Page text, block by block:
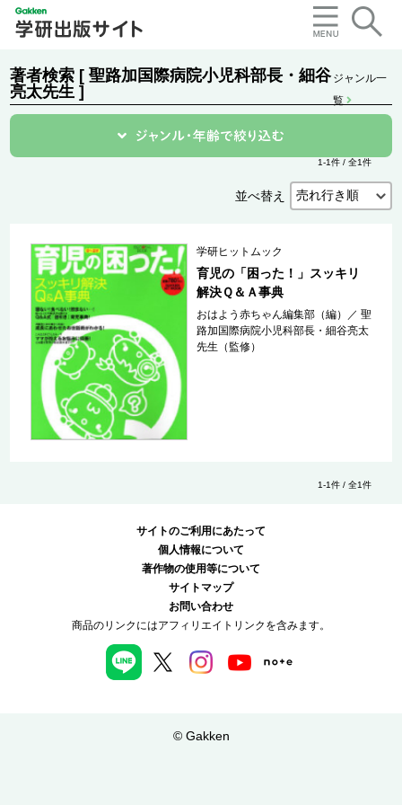
著者検索 [ 聖路加国際病院小児科部長・細谷
亮太先生 ]
ジャンル一
覧
1-1件 / 全1件
並べ替え
学研ヒットムック
育児の「困った！」スッキリ
解決Ｑ＆Ａ事典
おはよう赤ちゃん編集部（編） ／聖
路加国際病院小児科部長・細谷亮太
先生（監修）
1-1件 / 全1件
サイトのご利用にあたって
個人情報について
著作物の使用等について
サイトマップ
お問い合わせ
商品のリンクにはアフィリエイトリンクを含みます。
© Gakken